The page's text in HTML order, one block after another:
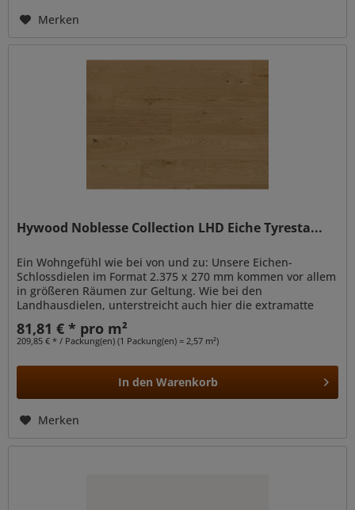
Merken
Hywood Noblesse Collection LHD Eiche Tyresta...
Ein Wohngefühl wie bei von und zu: Unsere Eichen-
Schlossdielen im Format 2.375 x 270 mm kommen vor allem
in größeren Räumen zur Geltung. Wie bei den
Landhausdielen, unterstreicht auch hier die extramatte
Optik die natürliche Anmutung der...
81,81 € * pro m²
209,85 € * / Packung(en) (1 Packung(en) = 2,57 m²)
In den Warenkorb
Merken